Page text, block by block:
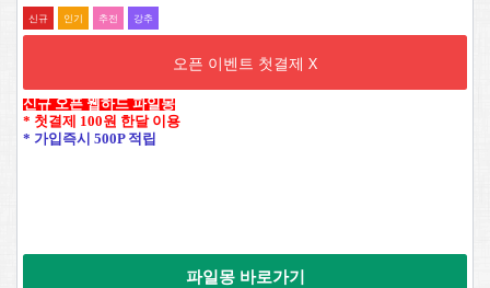
신규 인기 추전 강추
오픈 이벤트 첫결제 X
신규 오픈 웹하드 파일몽
* 첫결제 100원 한달 이용
* 가입즉시 500P 적립
파일몽 바로가기